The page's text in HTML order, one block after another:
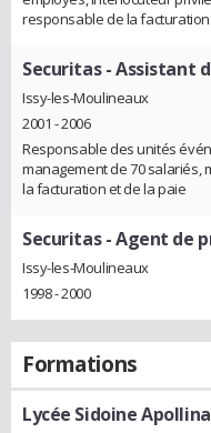
responsable de la
Securitas- Assistant
Issy-les-Moulineaux
2001 - 2006
Responsable des unités
management de 70 salariés,
la facturation et de la paie
Securitas- Agent de
Issy-les-Moulineaux
1998 - 2000
Formations
Lycée Sidoine